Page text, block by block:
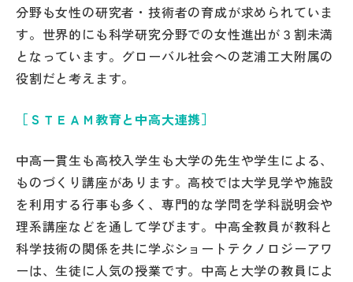
分野も女性の研究者・技術者の育成が求められていま
す。世界的にも科学研究分野での女性進出が３割未満
となっています。グローバル社会への芝浦工大附属の
役割だと考えます。
［ＳＴＥＡＭ教育と中高大連携］
中高一貫生も高校入学生も大学の先生や学生による、
ものづくり講座があります。高校では大学見学や施設
を利用する行事も多く、専門的な学問を学科説明会や
理系講座などを通して学びます。中高全教員が教科と
科学技術の関係を共に学ぶショートテクノロジーアワ
ーは、生徒に人気の授業です。中高と大学の教員によ